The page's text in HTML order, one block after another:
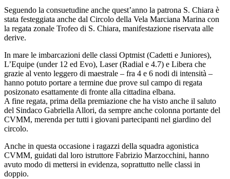
Seguendo la consuetudine anche quest’anno la patrona S. Chiara è
stata festeggiata anche dal Circolo della Vela Marciana Marina con
la regata zonale Trofeo di S. Chiara, manifestazione riservata alle
derive.
In mare le imbarcazioni delle classi Optmist (Cadetti e Juniores),
L’Equipe (under 12 ed Evo), Laser (Radial e 4.7) e Libera che
grazie al vento leggero di maestrale – fra 4 e 6 nodi di intensità –
hanno potuto portare a termine due prove sul campo di regata
posizonato esattamente di fronte alla cittadina elbana.
A fine regata, prima della premiazione che ha visto anche il saluto
del Sindaco Gabriella Allori, da sempre anche colonna portante del
CVMM, merenda per tutti i giovani partecipanti nel giardino del
circolo.
Anche in questa occasione i ragazzi della squadra agonistica
CVMM, guidati dal loro istruttore Fabrizio Marzocchini, hanno
avuto modo di mettersi in evidenza, soprattutto nelle classi in
doppio.